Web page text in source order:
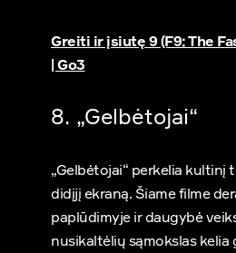
Greiti ir įsiutę 9 (F9: The
| Go3
8. „Gelbėtojai“
„Gelbėtojai“ perkelia kultinį
didįjį ekraną. Šiame filme
paplūdimyje ir daugybė
nusikaltėlių sąmokslas kelia